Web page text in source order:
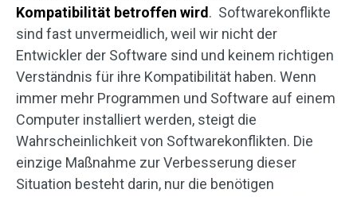
Kompatibilität betroffen wird. Softwarekonflikte
sind fast unvermeidlich, weil wir nicht der
Entwickler der Software sind und keinem richtigen
Verständnis für ihre Kompatibilität haben. Wenn
immer mehr Programmen und Software auf einem
Computer installiert werden, steigt die
Wahrscheinlichkeit von Softwarekonflikten. Die
einzige Maßnahme zur Verbesserung dieser
Situation besteht darin, nur die benötigen